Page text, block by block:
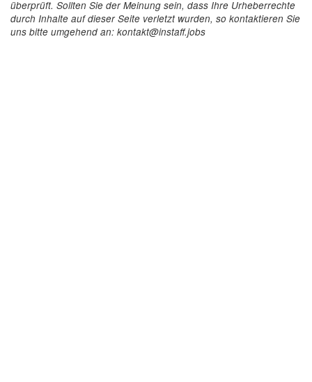
überprüft. Sollten Sie der Meinung sein, dass Ihre Urheberrechte
durch Inhalte auf dieser Seite verletzt wurden, so kontaktieren Sie
uns bitte umgehend an: kontakt@instaff.jobs